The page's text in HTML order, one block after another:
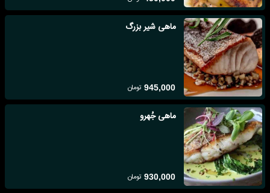
ماهی شیر بزرگ
945,000 تومان
ماهی جُهرو
930,000 تومان